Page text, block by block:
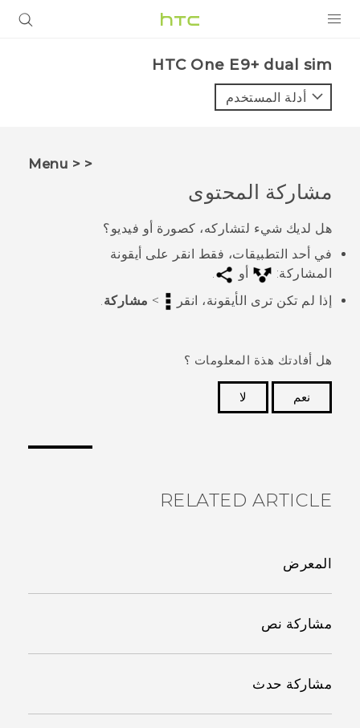
VIVE
VIVERSE
البرامج + التطبيقات
الدعم
HTC One E9+ dual sim‎
أدلة المستخدم
< < Menu
مشاركة المحتوى
هل لديك شيء لتشاركه، كصورة أو فيديو؟
في أحد التطبيقات، فقط انقر على أيقونة
المشاركة:
أو
.
إذا لم تكن ترى الأيقونة، انقر
> مشاركة
هل أفادتك هذة المعلومات ؟
نعم
لا
RELATED ARTICLE
المعرض
مشاركة نص
مشاركة حدث